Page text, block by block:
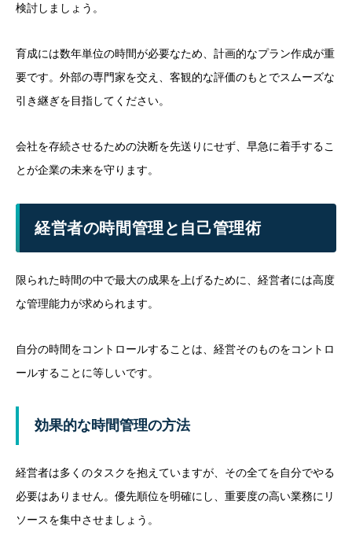
検討しましょう。
育成には数年単位の時間が必要なため、計画的なプラン作成が重
要です。外部の専門家を交え、客観的な評価のもとでスムーズな
引き継ぎを目指してください。
会社を存続させるための決断を先送りにせず、早急に着手するこ
とが企業の未来を守ります。
経営者の時間管理と自己管理術
限られた時間の中で最大の成果を上げるために、経営者には高度
な管理能力が求められます。
自分の時間をコントロールすることは、経営そのものをコントロ
ールすることに等しいです。
効果的な時間管理の方法
経営者は多くのタスクを抱えていますが、その全てを自分でやる
必要はありません。優先順位を明確にし、重要度の高い業務にリ
ソースを集中させましょう。